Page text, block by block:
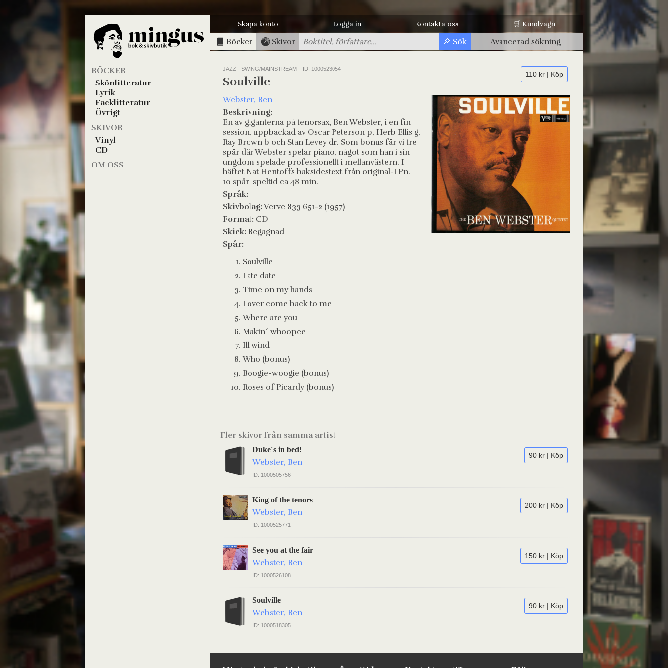
BÖCKER
Skönlitteratur
Lyrik
Facklitteratur
Övrigt
SKIVOR
Vinyl
CD
OM OSS
Skapa konto Logga in Kontakta oss 🛒 Kundvagn
Böcker Skivor Avancerad sökning
JAZZ - SWING/MAINSTREAM ID: 1000523054
110 kr | Köp
Soulville
Webster, Ben
Beskrivning:
En av giganterna på tenorsax, Ben Webster, i en fin
session, uppbackad av Oscar Peterson p, Herb Ellis g,
Ray Brown b och Stan Levey dr. Som bonus får vi tre
spår där Webster spelar piano, något som han i sin
ungdom spelade professionellt i mellanvästern. I
häftet Nat Hentoffs baksidestext från original-LPn.
10 spår; speltid ca 48 min.
Språk:
Skivbolag:Verve 833 651-2 (1957)
Format: CD
Skick: Begagnad
Spår:
Soulville
Late date
Time on my hands
Lover come back to me
Where are you
Makin´ whoopee
Ill wind
Who (bonus)
Boogie-woogie (bonus)
Roses of Picardy (bonus)
Fler skivor från samma artist
90 kr | Köp
Duke´s in bed!
Webster, Ben
ID: 1000505756
200 kr | Köp
King of the tenors
Webster, Ben
ID: 1000525771
150 kr | Köp
See you at the fair
Webster, Ben
ID: 1000526108
90 kr | Köp
Soulville
Webster, Ben
ID: 1000518305